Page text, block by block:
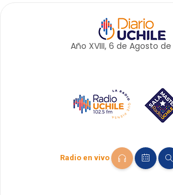
Año XVIII, 6 de Agosto de
Radio en vivo